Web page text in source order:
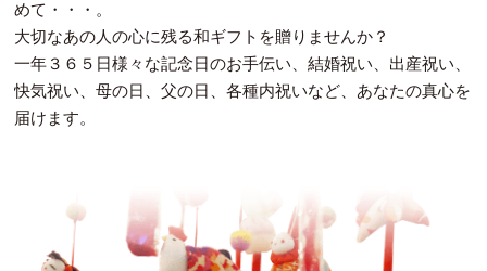
めて・・・。
大切なあの人の心に残る和ギフトを贈りませんか？
一年３６５日様々な記念日のお手伝い、結婚祝い、出産祝い、
快気祝い、母の日、父の日、各種内祝いなど、あなたの真心を
届けます。